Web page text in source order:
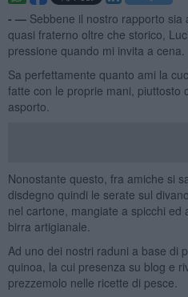
- — Sebbene il nostro rapporto sia
quasi fraterno oltre che storico,
pressione quando mi invita a cena.
Sa perfettamente quanto ami la
fatte con le proprie mani, piuttosto
asporto.
Nonostante questo, fra amiche si
disdegno quindi le serate sul
nel cartone, mangiate a spicchi
birra artigianale.
Ad uno dei nostri raduni a base di
quinoa, la cui presenza su blog e
prezzemolo nelle ricette di pesce.